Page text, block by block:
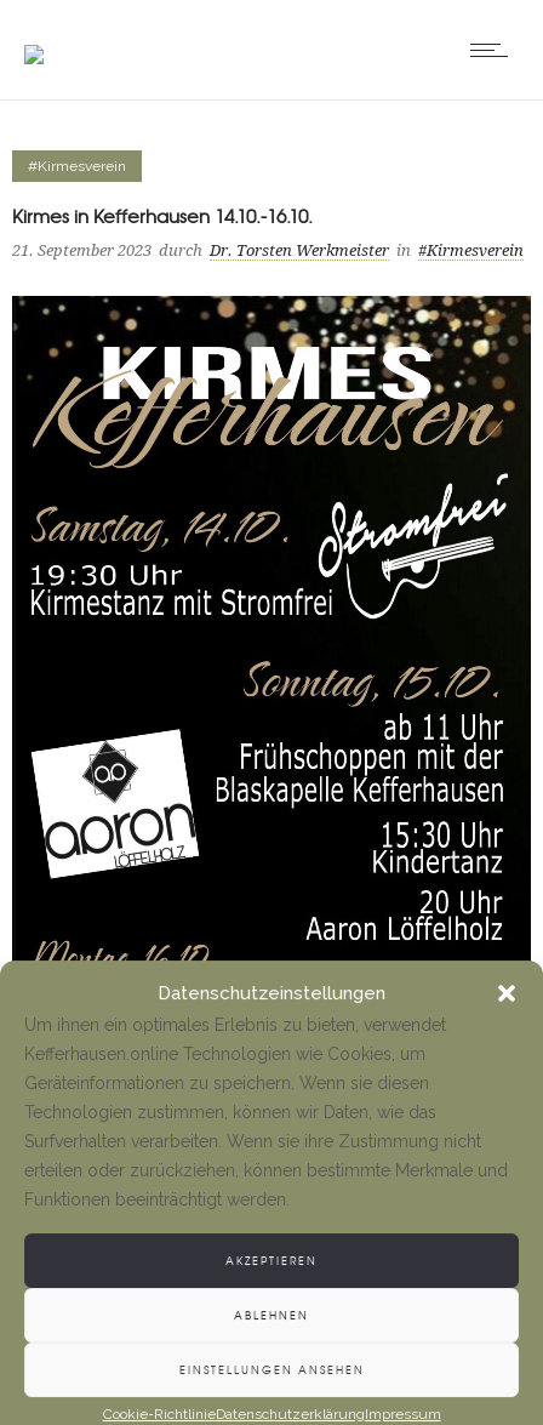
Datenschutzeinstellungen
Um ihnen ein optimales Erlebnis zu bieten, verwendet
Kefferhausen.online Technologien wie Cookies, um
Geräteinformationen zu speichern. Wenn sie diesen
Technologien zustimmen, können wir Daten, wie das
Surfverhalten verarbeiten. Wenn sie ihre Zustimmung nicht
erteilen oder zurückziehen, können bestimmte Merkmale und
Funktionen beeinträchtigt werden.
AKZEPTIEREN
ABLEHNEN
EINSTELLUNGEN ANSEHEN
Cookie-RichtlinieDatenschutzerklärungImpressum
#Kirmesverein
Kirmes in Kefferhausen 14.10.-16.10.
21. September 2023 durch Dr. Torsten Werkmeister in #Kirmesverein
Mehr